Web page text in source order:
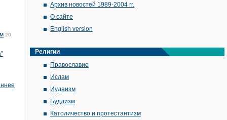
20
Архив новостей 1989-2004 гг.
О сайте
English version
Религии
Православие
Ислам
Иудаизм
Буддизм
Католичество и протестантизм